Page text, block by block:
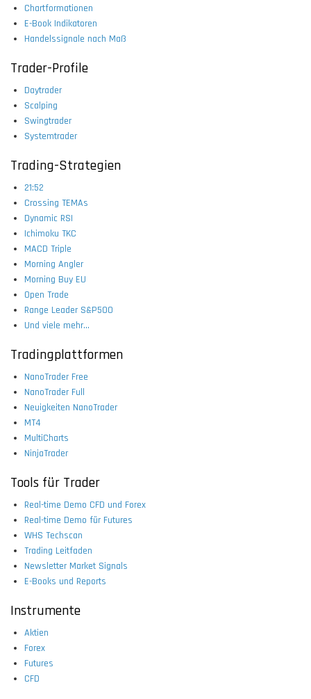
Chartformationen
E-Book Indikatoren
Handelssignale nach Maß
Trader-Profile
Daytrader
Scalping
Swingtrader
Systemtrader
Trading-Strategien
21:52
Crossing TEMAs
Dynamic RSI
Ichimoku TKC
MACD Triple
Morning Angler
Morning Buy EU
Open Trade
Range Leader S&P500
Und viele mehr...
Tradingplattformen
NanoTrader Free
NanoTrader Full
Neuigkeiten NanoTrader
MT4
MultiCharts
NinjaTrader
Tools für Trader
Real-time Demo CFD und Forex
Real-time Demo für Futures
WHS Techscan
Trading Leitfaden
Newsletter Market Signals
E-Books und Reports
Instrumente
Aktien
Forex
Futures
CFD